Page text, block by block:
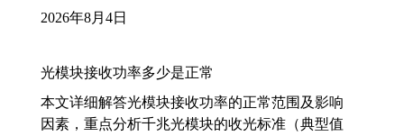
2026年8月4日
光模块接收功率多少是正常
本文详细解答光模块接收功率的正常范围及影响
因素，重点分析千兆光模块的收光标准（典型值